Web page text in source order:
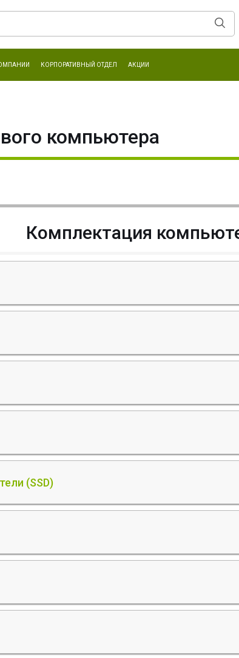
КОРПОРАТИВНЫЙ ОТДЕЛ АКЦИИ
компьютера
Комплектация
(SSD)